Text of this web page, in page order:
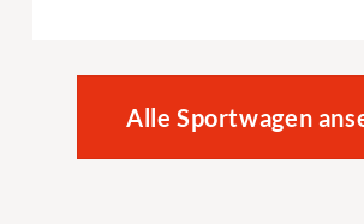
Alle Sportwagen